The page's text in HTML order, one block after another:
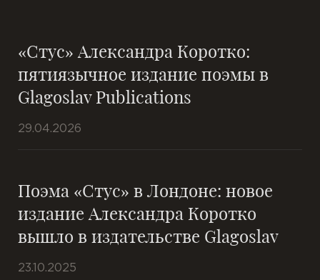
«Стус» Александра Коротко:
пятиязычное издание поэмы в
Glagoslav Publications
29.04.2026
Поэма «Стус» в Лондоне: новое
издание Александра Коротко
вышло в издательстве Glagoslav
23.10.2025